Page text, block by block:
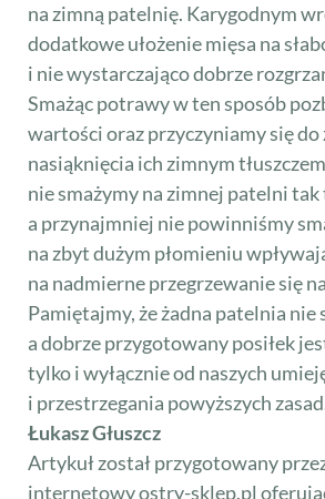
na zimną patelnię. Karygodnym
dodatkowe ułożenie mięsa na
i nie wystarczająco dobrze
Smażąc potrawy w ten sposób
wartości oraz przyczyniamy się do
nasiąknięcia ich zimnym
nie smażymy na zimnej patelni tak
a przynajmniej nie powinniśmy
na zbyt dużym płomieniu
na nadmierne przegrzewanie się
Pamiętajmy, że żadna patelnia nie
a dobrze przygotowany posiłek
tylko i wyłącznie od naszych
i przestrzegania powyższych
Łukasz Głuszcz
Artykuł został przygotowany
internetowy ostry-sklep.pl